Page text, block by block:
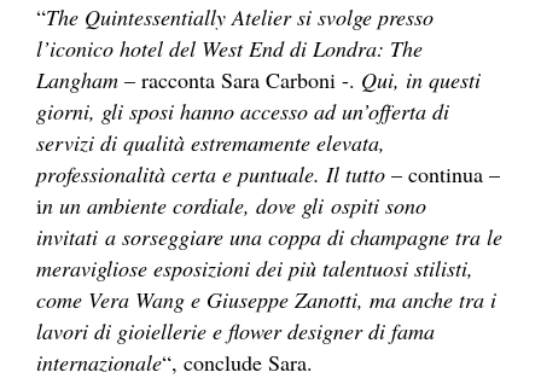
“The Quintessentially Atelier si svolge presso
l’iconico hotel del West End di Londra: The
Langham – racconta Sara Carboni -. Qui, in questi
giorni, gli sposi hanno accesso ad un’offerta di
servizi di qualità estremamente elevata,
professionalità certa e puntuale. Il tutto – continua –
in un ambiente cordiale, dove gli ospiti sono
invitati a sorseggiare una coppa di champagne tra le
meravigliose esposizioni dei più talentuosi stilisti,
come Vera Wang e Giuseppe Zanotti, ma anche tra i
lavori di gioiellerie e flower designer di fama
internazionale“, conclude Sara.